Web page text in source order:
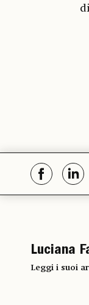
Luciana
Leggi i suoi